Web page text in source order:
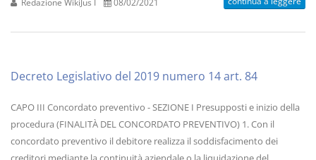
Decreto Legislativo del 2019 numero 14 art. 84
CAPO III Concordato preventivo - SEZIONE I Presupposti e inizio della
procedura (FINALITÀ DEL CONCORDATO PREVENTIVO) 1. Con il
concordato preventivo il debitore realizza il soddisfacimento dei